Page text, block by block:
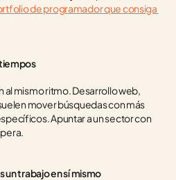
de programador que consiga
al mismo ritmo. Desarrollo web,
mover búsquedas con más
Apuntar a un sector con
un trabajo en sí mismo